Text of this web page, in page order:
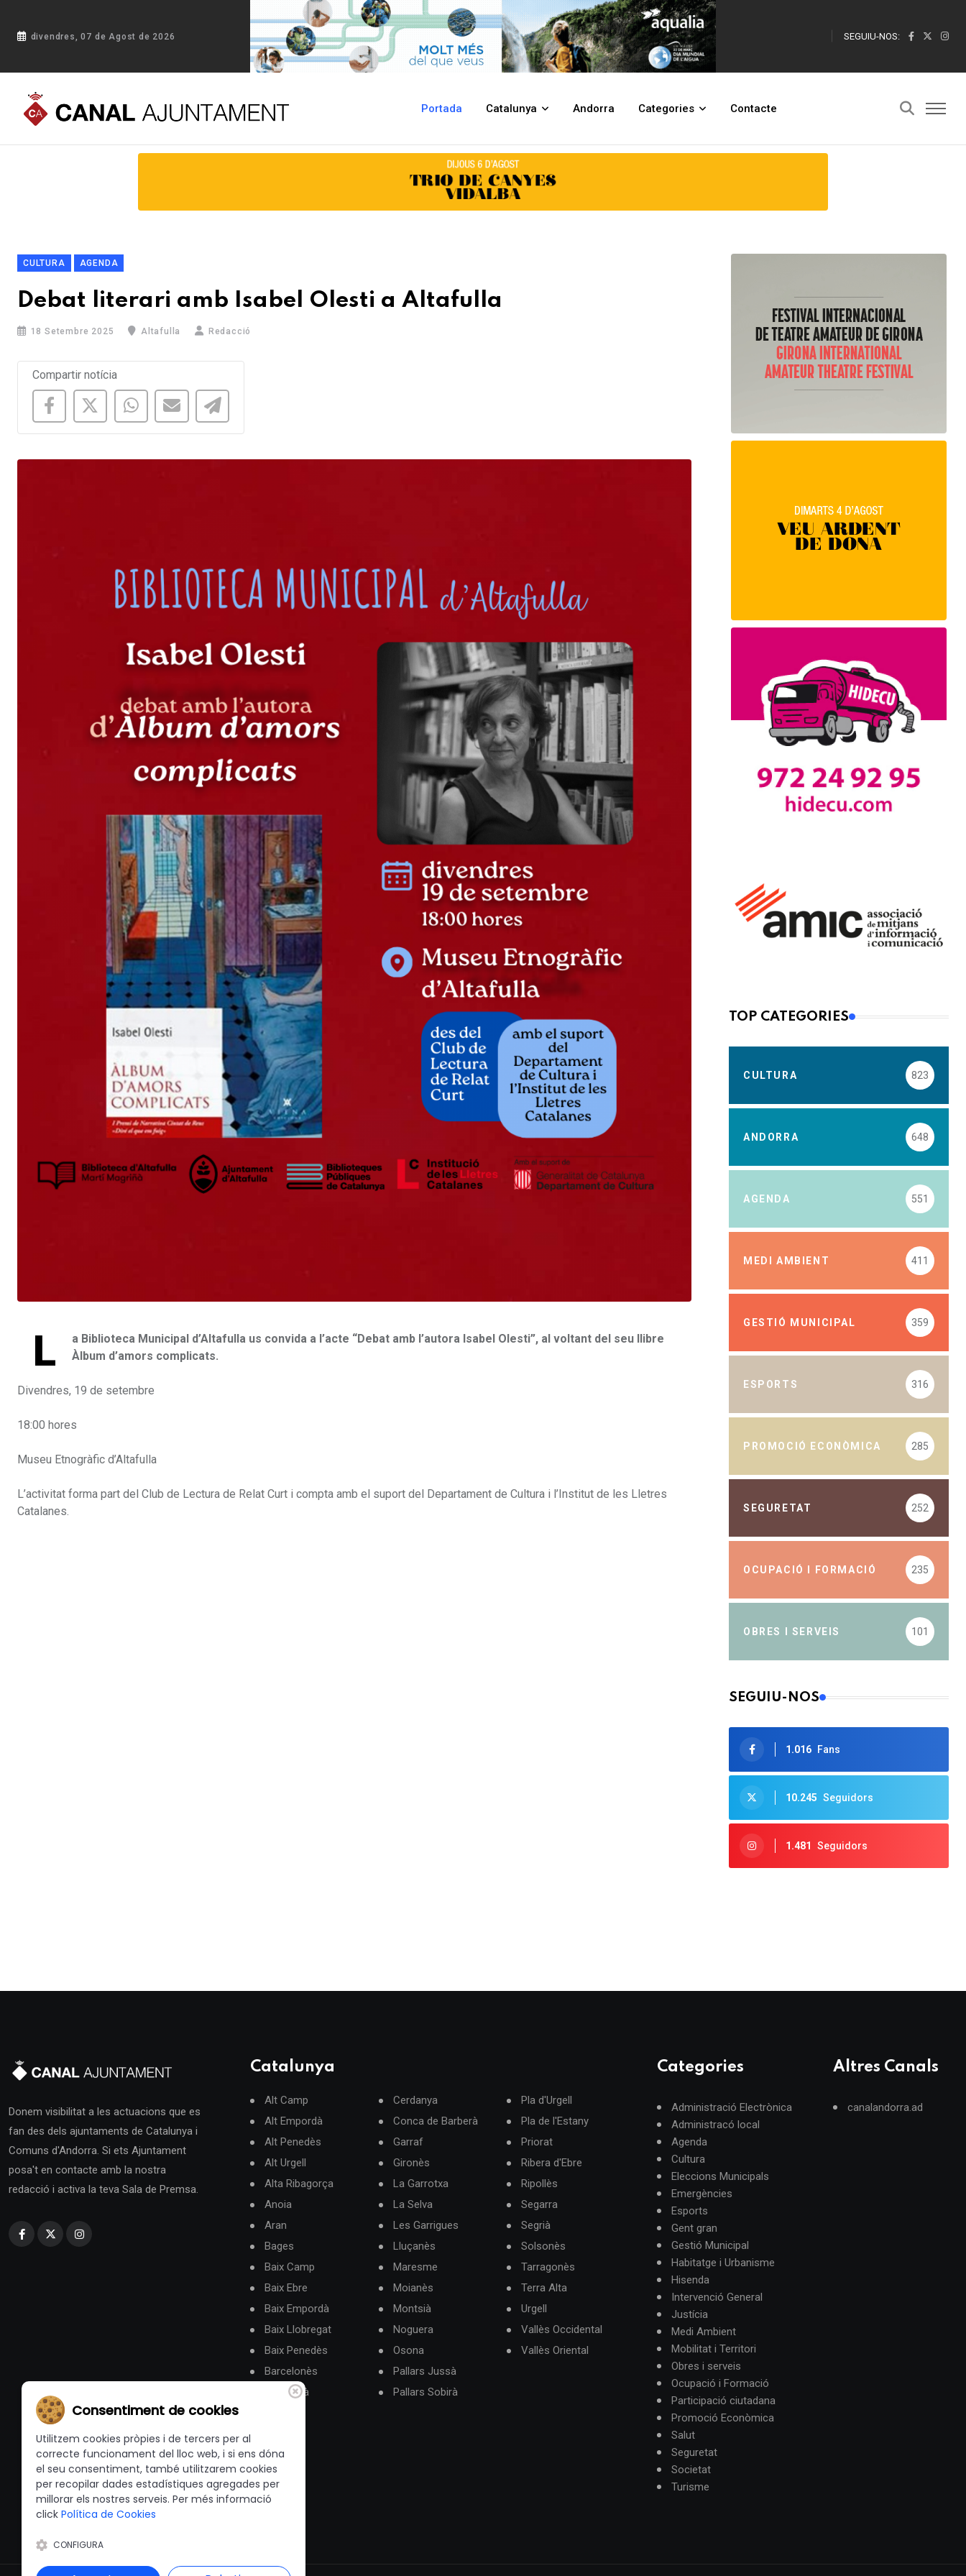
divendres, 07 de Agost de 2026 SEGUIU-NOS:
Portada Catalunya Andorra Categories Contacte
Portada Blog Debat literari amb Isabel Olesti a Altafulla
CULTURA AGENDA
Debat literari amb Isabel Olesti a Altafulla
18 Setembre 2025 Altafulla Redacció
Compartir notícia
L
a Biblioteca Municipal d’Altafulla us convida a l’acte “Debat amb l’autora Isabel Olesti”, al voltant del seu llibre
Àlbum d’amors complicats.
Divendres, 19 de setembre
18:00 hores
Museu Etnogràfic d’Altafulla
L’activitat forma part del Club de Lectura de Relat Curt i compta amb el suport del Departament de Cultura i l’Institut de les Lletres
Catalanes.
TOP CATEGORIES
CULTURA 823
ANDORRA 648
AGENDA 551
MEDI AMBIENT 411
GESTIÓ MUNICIPAL 359
ESPORTS 316
PROMOCIÓ ECONÒMICA 285
SEGURETAT 252
OCUPACIÓ I FORMACIÓ 235
OBRES I SERVEIS 101
SEGUIU-NOS
1.016 Fans
10.245 Seguidors
1.481 Seguidors
Donem visibilitat a les actuacions que es
fan des dels ajuntaments de Catalunya i
Comuns d'Andorra. Si ets Ajuntament
posa't en contacte amb la nostra
redacció i activa la teva Sala de Premsa.
Catalunya
Alt Camp
Alt Empordà
Alt Penedès
Alt Urgell
Alta Ribagorça
Anoia
Aran
Bages
Baix Camp
Baix Ebre
Baix Empordà
Baix Llobregat
Baix Penedès
Barcelonès
Berguedà
Cerdanya
Conca de Barberà
Garraf
Gironès
La Garrotxa
La Selva
Les Garrigues
Lluçanès
Maresme
Moianès
Montsià
Noguera
Osona
Pallars Jussà
Pallars Sobirà
Pla d'Urgell
Pla de l'Estany
Priorat
Ribera d'Ebre
Ripollès
Segarra
Segrià
Solsonès
Tarragonès
Terra Alta
Urgell
Vallès Occidental
Vallès Oriental
Categories
Administració Electrònica
Administracó local
Agenda
Cultura
Eleccions Municipals
Emergències
Esports
Gent gran
Gestió Municipal
Habitatge i Urbanisme
Hisenda
Intervenció General
Justícia
Medi Ambient
Mobilitat i Territori
Obres i serveis
Ocupació i Formació
Participació ciutadana
Promoció Econòmica
Salut
Seguretat
Societat
Turisme
Altres Canals
canalandorra.ad
Consentiment de cookies
Utilitzem cookies pròpies i de tercers per al
correcte funcionament del lloc web, i si ens dóna
el seu consentiment, també utilitzarem cookies
per recopilar dades estadístiques agregades per
millorar els nostres serveis. Per més informació
click Política de Cookies
CONFIGURA